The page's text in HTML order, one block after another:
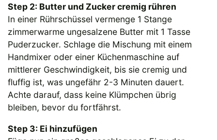
Step 2: Butter und Zucker cremig rühren
In einer Rührschüssel vermenge 1 Stange
zimmerwarme ungesalzene Butter mit 1 Tasse
Puderzucker. Schlage die Mischung mit einem
Handmixer oder einer Küchenmaschine auf
mittlerer Geschwindigkeit, bis sie cremig und
fluffig ist, was ungefähr 2-3 Minuten dauert.
Achte darauf, dass keine Klümpchen übrig
bleiben, bevor du fortfährst.
Step 3: Ei hinzufügen